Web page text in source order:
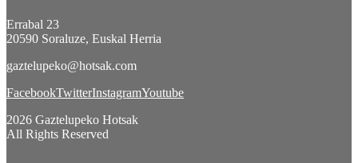
Errabal 23
20590 Soraluze, Euskal Herria
gaztelupeko@hotsak.com
FacebookTwitterInstagramYoutube
2026 Gaztelupeko Hotsak
All Rights Reserved